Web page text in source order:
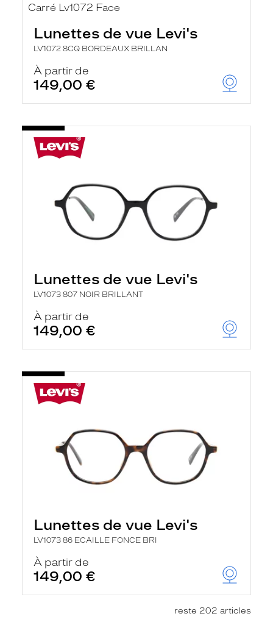
Lunettes de vue Levi's
LV1072 8CQ BORDEAUX BRILLAN
À partir de
149,00 €
Lunettes de vue Levi's
LV1073 807 NOIR BRILLANT
À partir de
149,00 €
Lunettes de vue Levi's
LV1073 86 ECAILLE FONCE BRI
À partir de
149,00 €
reste 202 articles